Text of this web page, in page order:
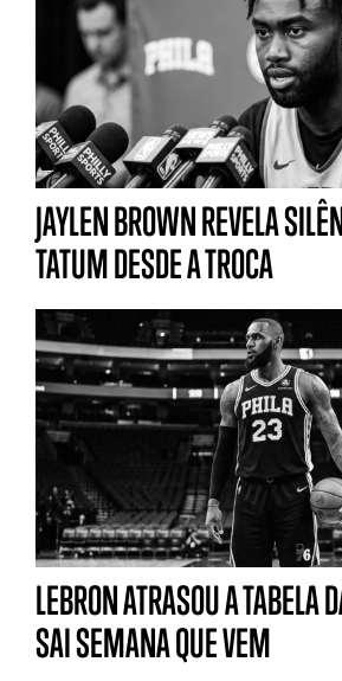
JAYLEN BROWN REVELA
TATUM DESDE A TROCA
LEBRON ATRASOU A TABELA
SAI SEMANA QUE VEM